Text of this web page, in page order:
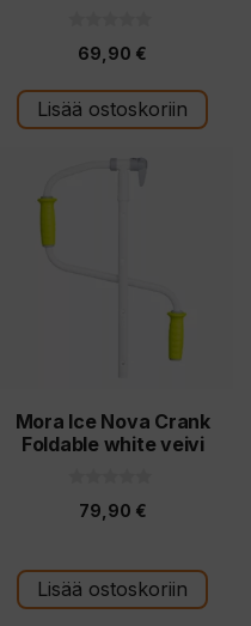
s
t
ä
69,90 €
Lisää ostoskoriin
Mora Ice Nova Crank
Foldable white veivi
ä
79,90 €
Lisää ostoskoriin